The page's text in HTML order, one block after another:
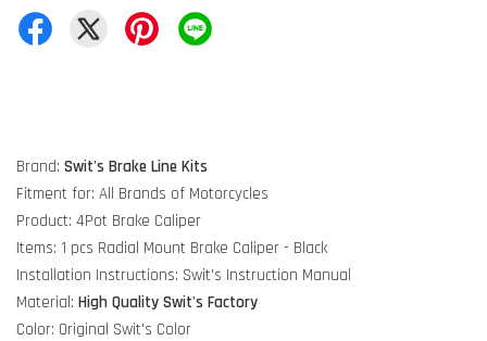
Brand: Swit's Brake Line Kits
Fitment for: All Brands of Motorcycles
Product: 4Pot Brake Caliper
Items: 1 pcs Radial Mount Brake Caliper - Black
Installation Instructions: Swit's Instruction Manual
Material: High Quality Swit's Factory
Color: Original Swit's Color